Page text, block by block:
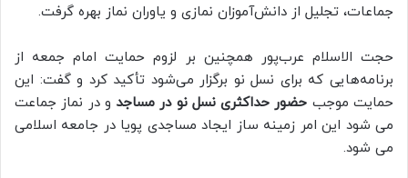
جماعات، تجلیل از دانش‌آموزان نمازی و یاوران نماز بهره گرفت.
حجت الاسلام عرب‌پور همچنین بر لزوم حمایت امام جمعه از
برنامه‌هایی که برای نسل نو برگزار می‌شود تأکید کرد و گفت: این
حمایت موجب حضور حداکثری نسل نو در مساجد و در نماز جماعت
می شود این امر زمینه ساز ایجاد مساجدی پویا در جامعه اسلامی
می شود.